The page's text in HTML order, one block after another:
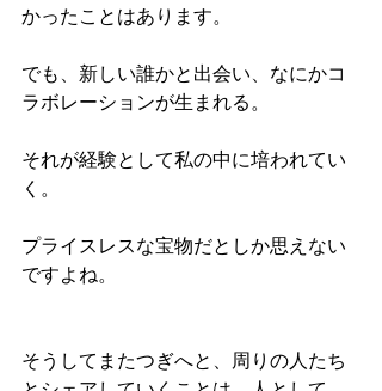
かったことはあります。
でも、新しい誰かと出会い、なにかコ
ラボレーションが生まれる。
それが経験として私の中に培われてい
く。
プライスレスな宝物だとしか思えない
ですよね。
そうしてまたつぎへと、周りの人たち